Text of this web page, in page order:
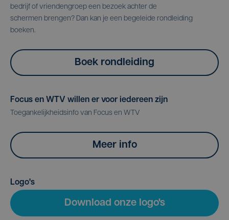
bedrijf of vriendengroep een bezoek achter de
schermen brengen? Dan kan je een begeleide rondleiding
boeken.
Boek rondleiding
Focus en WTV willen er voor iedereen zijn
Toegankelijkheidsinfo van Focus en WTV
Meer info
Logo's
Download onze logo's